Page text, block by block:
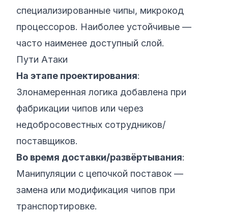
специализированные чипы, микрокод
процессоров. Наиболее устойчивые —
часто наименее доступный слой.
Пути Атаки
На этапе проектирования:
Злонамеренная логика добавлена при
фабрикации чипов или через
недобросовестных сотрудников/
поставщиков.
Во время доставки/развёртывания:
Манипуляции с цепочкой поставок —
замена или модификация чипов при
транспортировке.